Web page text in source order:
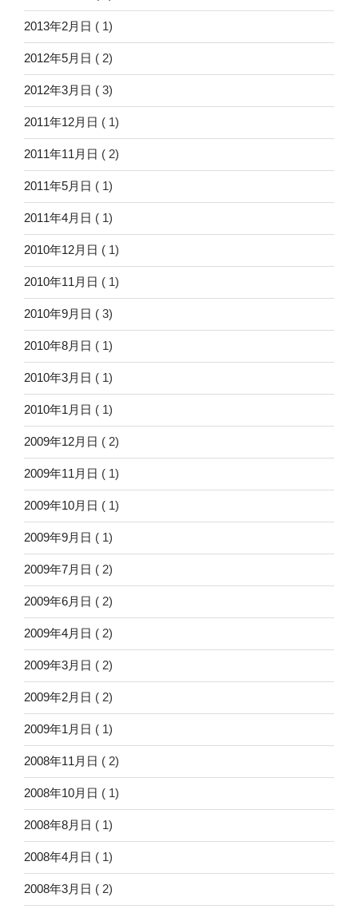
2013年2月日 ( 1)
2012年5月日 ( 2)
2012年3月日 ( 3)
2011年12月日 ( 1)
2011年11月日 ( 2)
2011年5月日 ( 1)
2011年4月日 ( 1)
2010年12月日 ( 1)
2010年11月日 ( 1)
2010年9月日 ( 3)
2010年8月日 ( 1)
2010年3月日 ( 1)
2010年1月日 ( 1)
2009年12月日 ( 2)
2009年11月日 ( 1)
2009年10月日 ( 1)
2009年9月日 ( 1)
2009年7月日 ( 2)
2009年6月日 ( 2)
2009年4月日 ( 2)
2009年3月日 ( 2)
2009年2月日 ( 2)
2009年1月日 ( 1)
2008年11月日 ( 2)
2008年10月日 ( 1)
2008年8月日 ( 1)
2008年4月日 ( 1)
2008年3月日 ( 2)